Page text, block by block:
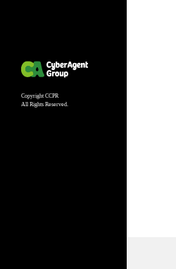
Copyright CCPR
All Rights Reserved.